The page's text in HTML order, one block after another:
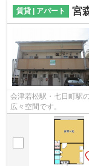
賃貸 | アパート 宮
会津若松駅・七日町駅
広々空間です。